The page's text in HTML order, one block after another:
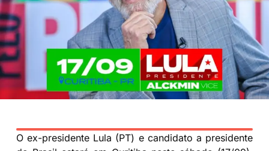
O ex-presidente Lula (PT) e candidato a presidente